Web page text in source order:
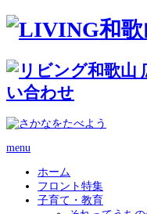
menu
ホーム
フロント特集
子育て・教育